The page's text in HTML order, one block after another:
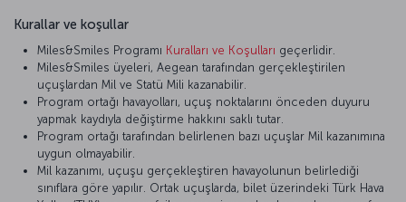
Kurallar ve koşullar
Miles&Smiles Programı Kuralları ve Koşulları geçerlidir.
Miles&Smiles üyeleri, Aegean tarafından gerçekleştirilen
uçuşlardan Mil ve Statü Mili kazanabilir.
Program ortağı havayolları, uçuş noktalarını önceden duyuru
yapmak kaydıyla değiştirme hakkını saklı tutar.
Program ortağı tarafından belirlenen bazı uçuşlar Mil kazanımına
uygun olmayabilir.
Mil kazanımı, uçuşu gerçekleştiren havayolunun belirlediği
sınıflara göre yapılır. Ortak uçuşlarda, bilet üzerindeki Türk Hava